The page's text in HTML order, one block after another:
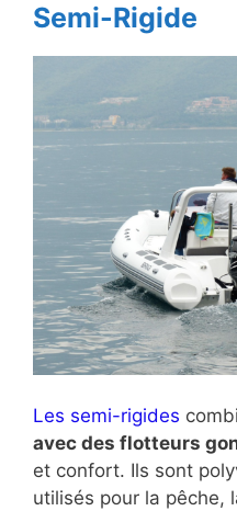
Semi-Rigide
Les semi-rigides
avec des flotteurs
et confort. Ils sont
utilisés pour la pêche,